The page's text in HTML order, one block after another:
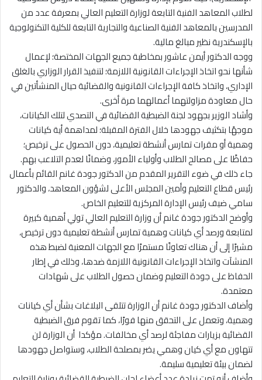
لطلاب المعاهد الفنية التابعة لوزارة التعليم العالي بمعرفة عدد من
المدرسين بالمعاهد الفنية الصناعية والتجارية التابعة للكلية التكنولوجية
بالإسكندرية نظير مبالغ مالية.
ووجه الدكتور أيمن عاشور بمخاطبة جميع الجهات المختصة؛ لإعمال
شأنها نحو اتخاذ الإجراءات القانونية اللازمة؛ لتنفيذ القرار الوزاري بالغلق
الإداري، واتخاذ كافة الإجراءات القانونية والقضائية حيال المنشأتين في
حال معاودة مزاولتهما أعمالهما مرة أخرى.
وأشاد الوزير بجهود لجنة الضبطية القضائية في التصدي لتلك الكيانات،
موجهًا بتكثيف جهودها خلال الفترة المقبلة؛ لمداهمة أية كيانات
وهمية أو مقرات تمارس أنشطة تعليمية، دون الحصول على ترخيص؛
حفاظًا على مصالح الطلاب وأولياء الأمور، وضمانًا لعدم التلاعب بهم.
جاء ذلك في ضوء التقرير المقدم من الدكتور جودة غانم القائم بأعمال
رئيس قطاع التعليم وأمين المجلس الأعلى لشؤون المعاهد، والدكتور
سامي ضيف رئيس الإدارة المركزية للتعليم الخاص.
وأوضح الدكتور جودة غانم أن وزارة التعليم العالي تولي أهمية كبيرة
لمتابعة ورصد أي كيانات وهمية تمارس أنشطة تعليمية دون ترخيص،
مشيرًا إلى أن هناك تعاونًا مستمرًا مع الجهات المعنية لضبط هذه
المنشآت واتخاذ الإجراءات القانونية اللازمة ضدها، وذلك في إطار
الحفاظ على جودة التعليم وضمان حصول الطلاب على شهادات
معتمدة.
وأضاف الدكتور جودة غانم أن الوزارة تتلقى البلاغات بشأن أي كيانات
وهمية، وتعمل على التحقق منها فورًا، كما تقوم فرق الضبطية
القضائية بزيارات مفاجئة لرصد أي مخالفات. مؤكدا أن الوزارة لن
تتهاون مع أي كيان وهمي يضر بمصلحة الطلاب، وستواصل جهودها
لضمان بيئة تعليمية سليمة.